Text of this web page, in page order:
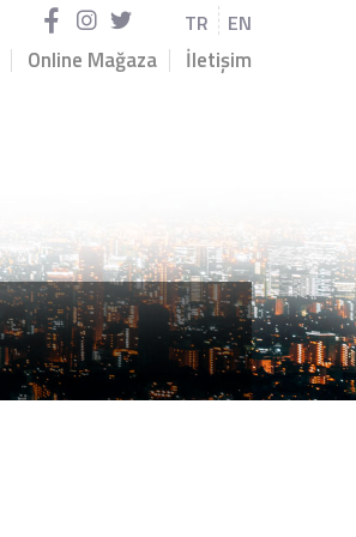
TR EN
Online Mağaza İletişim